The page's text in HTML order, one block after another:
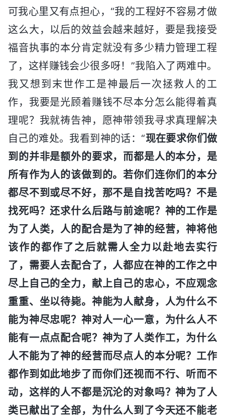
可我心里又有点担心，“我的工程好不容易才做
这么大，以后的效益会越来越好，要是我接受
福音执事的本分肯定就没有多少精力管理工程
了，这样赚钱会少很多呀！”我陷入了两难中。
我又想到末世作工是神最后一次拯救人的工
作，我要是光顾着赚钱不尽本分怎么能得着真
理呢？我就祷告神，愿神带领我寻求真理解决
自己的难处。我看到神的话：“现在要求你们做
到的并非是额外的要求，而都是人的本分，是
所有作为人的该做到的。若你们连你们的本分
都尽不到或尽不好，那不是自找苦吃吗？不是
找死吗？还求什么后路与前途呢？神的工作是
为了人类，人的配合是为了神的经营，神将他
该作的都作了之后就需人全力以赴地去实行
了，需要人去配合了，人都应在神的工作之中
尽上自己的全力，献上自己的忠心，不应观念
重重、坐以待毙。神能为人献身，人为什么不
能为神尽忠呢？神对人一心一意，为什么人不
能有一点点配合呢？神为了人类作工，为什么
人不能为了神的经营而尽点人的本分呢？工作
都作到如此地步了而你们还视而不行、听而不
动，这样的人不都是沉沦的对象吗？神为了人
类已献出了全部，为什么人到了今天还不能老